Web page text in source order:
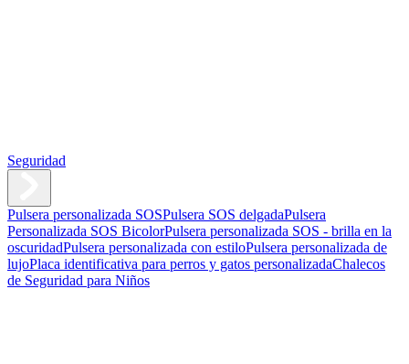
Seguridad
Pulsera personalizada SOSPulsera SOS delgadaPulsera
Personalizada SOS BicolorPulsera personalizada SOS - brilla en la
oscuridadPulsera personalizada con estiloPulsera personalizada de
lujoPlaca identificativa para perros y gatos personalizadaChalecos
de Seguridad para Niños